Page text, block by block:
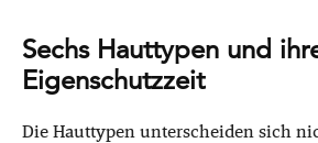
Sechs Hauttypen und
Eigenschutzzeit
Die Hauttypen unterscheiden sich